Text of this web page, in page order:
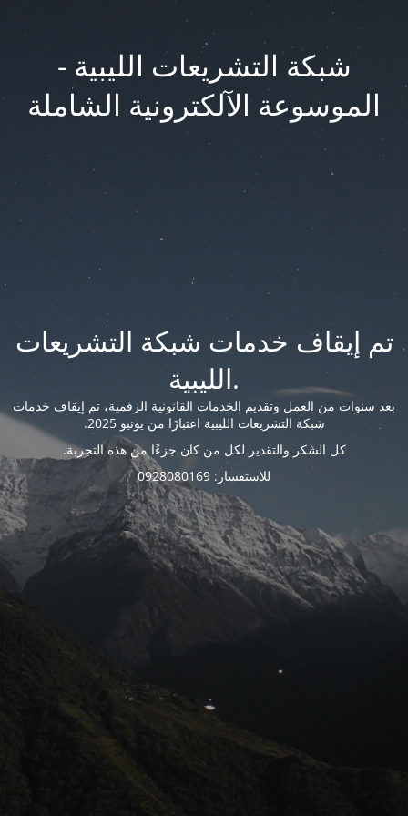
شبكة التشريعات الليبية -
الموسوعة الآلكترونية الشاملة
تم إيقاف خدمات شبكة التشريعات
الليبية.
بعد سنوات من العمل وتقديم الخدمات القانونية الرقمية، تم إيقاف خدمات
شبكة التشريعات الليبية اعتبارًا من يونيو 2025.
كل الشكر والتقدير لكل من كان جزءًا من هذه التجربة.
للاستفسار: 0928080169